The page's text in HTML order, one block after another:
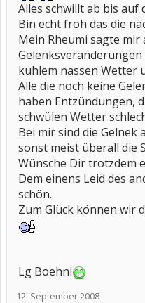
Alles schwillt ab bis auf
Bin echt froh das die
Mein Rheumi sagte mir
kühlem nassen Wetter
Alle die noch keine
haben Entzündungen,
schwülen Wetter
Bei mir sind die
sonst meist überall die
Wünsche Dir trotzdem
Dem einens Leid des
schön.
Zum Glück können wir
Lg Boehni
12. September 2008